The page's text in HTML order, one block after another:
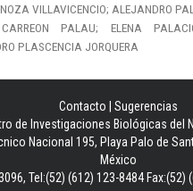
VILLAVICENCIO; ALEJANDRO
PALAU; ELENA
PLASCENCIA JORQUERA
Contacto
Sugerencias
de Investigaciones Biológicas del
Nacional 195, Playa Palo de
México
Tel:(52) (612) 123-8484 Fax:(52)